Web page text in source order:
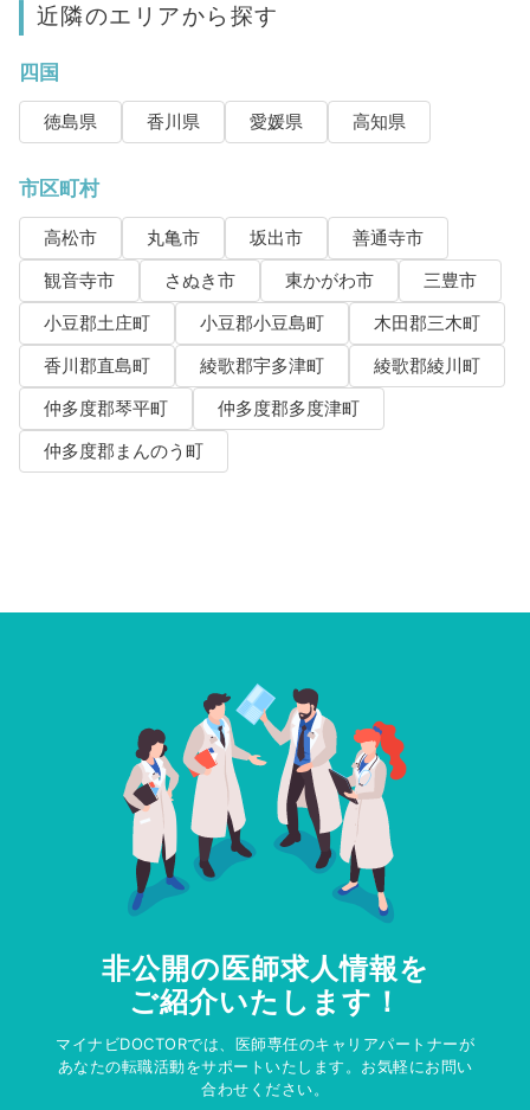
近隣のエリアから探す
四国
徳島県 香川県 愛媛県 高知県
市区町村
高松市 丸亀市 坂出市
善通寺市
観音寺市
さぬき市 東かがわ市
三豊市
小豆郡土庄町
小豆郡小豆島町
木田郡三木町
香川郡直島町
綾歌郡宇多津町
綾歌郡綾川町
仲多度郡琴平町
仲多度郡多度津町
仲多度郡まんのう町
非公開の医師求人情報を
ご紹介いたします！
マイナビDOCTORでは、医師専任のキャリアパートナーが
あなたの転職活動をサポートいたします。お気軽にお問い
合わせください。